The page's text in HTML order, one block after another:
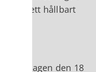
och ett hållbart
måndagen den 18